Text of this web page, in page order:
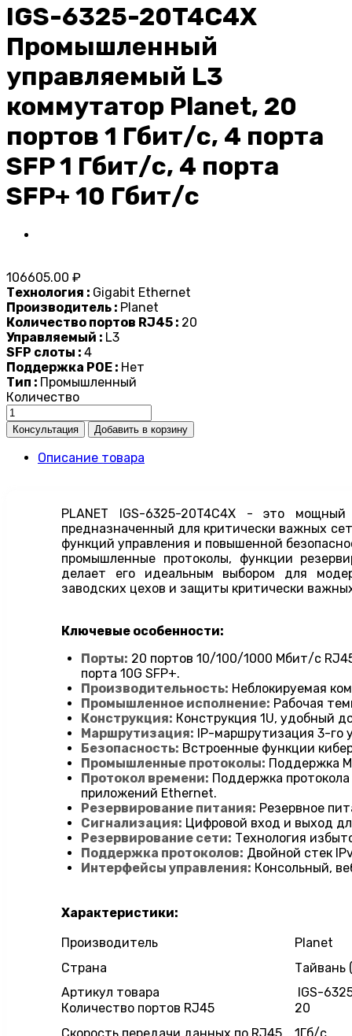
IGS-6325-20T4C4X
Промышленный
управляемый L3
коммутатор Planet, 20
портов 1 Гбит/с, 4 порта
SFP 1 Гбит/с, 4 порта
SFP+ 10 Гбит/с
106605.00 ₽
Технология : Gigabit Ethernet
Производитель : Planet
Количество портов RJ45 : 20
Управляемый : L3
SFP слоты : 4
Поддержка POE : Нет
Тип : Промышленный
Количество
Описание товара
PLANET IGS-6325-20T4C4X - это
предназначенный для критически важных
функций управления и повышенной
промышленные протоколы, функции
делает его идеальным выбором для
заводских цехов и защиты критически
Ключевые особенности:
Порты: 20 портов 10/100/1000 Мбит/с
порта 10G SFP+.
Производительность: Неблокируемая
Промышленное исполнение: Рабочая
Конструкция: Конструкция 1U, удобный
Маршрутизация: IP-маршрутизация 3-го
Безопасность: Встроенные функции
Промышленные протоколы: Поддержка
Протокол времени: Поддержка
приложений Ethernet.
Резервирование питания: Резервное
Сигнализация: Цифровой вход и выход
Резервирование сети: Технология
Поддержка протоколов: Двойной стек
Интерфейсы управления: Консольный,
Характеристики:
Производитель
Planet
Страна
Тайвань
Артикул товара
IGS-
Количество портов RJ45
20